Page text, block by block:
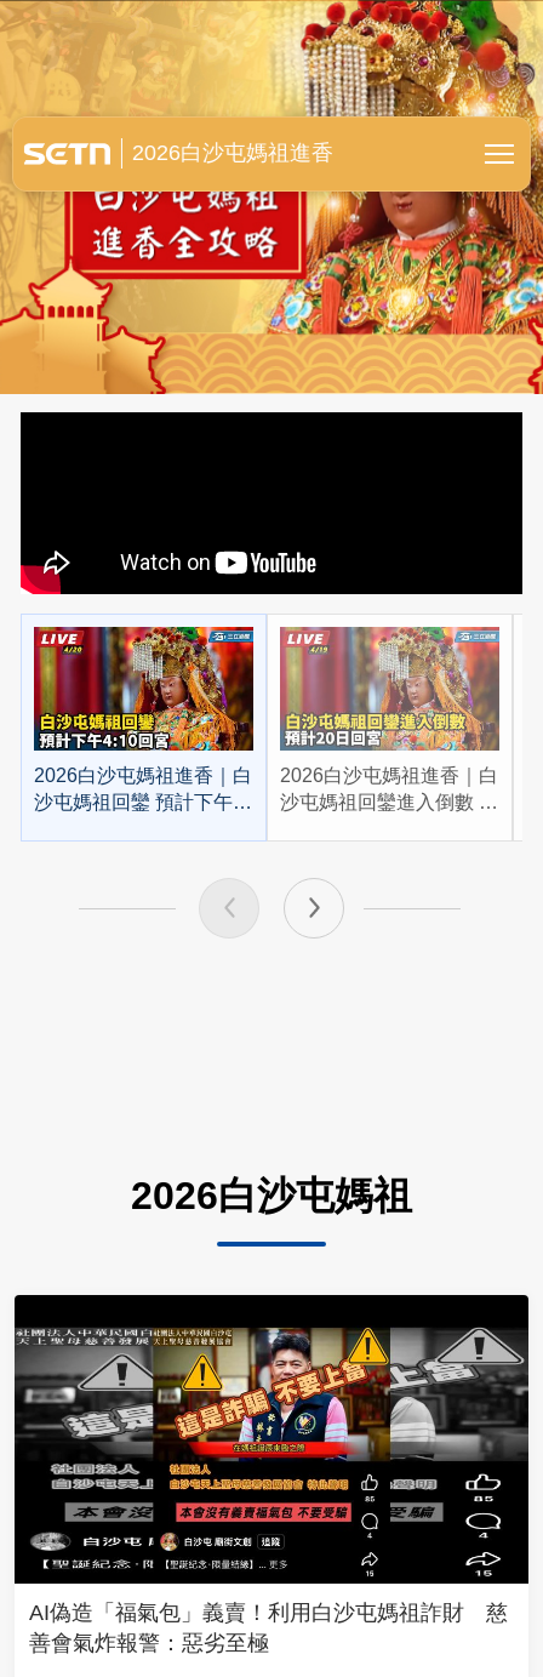
白沙屯媽祖進香全紀錄
2026白沙屯媽祖進香
2026白沙屯媽祖進香｜白
沙屯媽祖回鑾 預計下午
2026白沙屯媽祖進香｜白
沙屯媽祖回鑾進入倒數 預
2026白沙屯媽祖
AI偽造「福氣包」義賣！利用白沙屯媽祖詐財 慈
善會氣炸報警：惡劣至極